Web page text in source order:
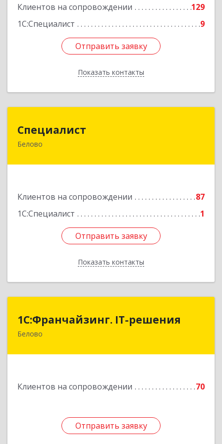
Клиентов на сопровождении
129
1С:Специалист
9
Отправить заявку
Показать контакты
Подробнее
Отправить заявку
Назад
Специалист
Белово
Клиентов на сопровождении
87
1С:Специалист
1
Отправить заявку
Показать контакты
Кемеровская обл, Белово г, Ленина ул, дом №
Отправить заявку
Назад
1С:Франчайзинг. IT-решения
Белово
Клиентов на сопровождении 70
Отправить заявку
1С:Франчайзинг. IT-решения
Отправить заявку